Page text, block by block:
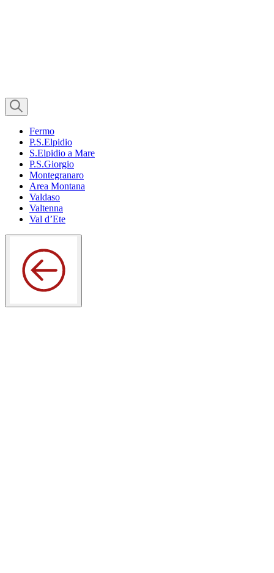
Fermo
P.S.Elpidio
S.Elpidio a Mare
P.S.Giorgio
Montegranaro
Area Montana
Valdaso
Valtenna
Val d’Ete